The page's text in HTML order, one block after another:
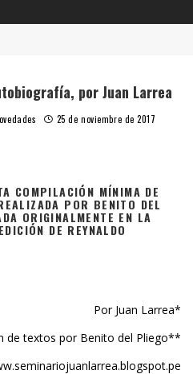
por Juan Larrea
25 de noviembre de 2017
COMPILACIÓN MÍNIMA DE
POR BENITO DEL
ORIGINALMENTE EN LA
DE REYNALDO
Por Juan Larrea*
de textos por Benito del Pliego**